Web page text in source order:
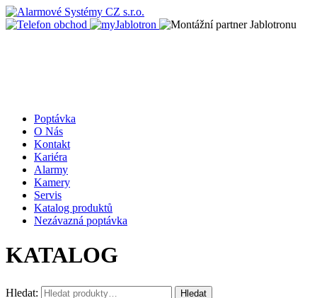
Poptávka
O Nás
Kontakt
Kariéra
Alarmy
Kamery
Servis
Katalog produktů
Nezávazná poptávka
KATALOG
Hledat: Hledat